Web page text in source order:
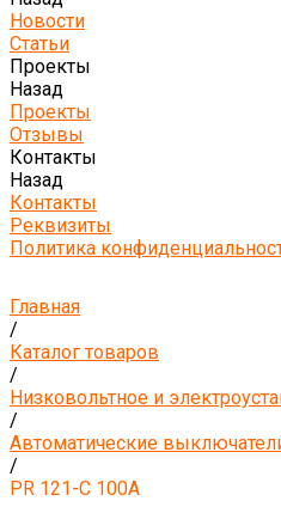
Новости
Статьи
Проекты
Назад
Проекты
Отзывы
Контакты
Назад
Контакты
Реквизиты
Политика
Главная
/
Каталог товаров
/
Низковольтное и
/
Автоматические
/
PR 121-C 100A